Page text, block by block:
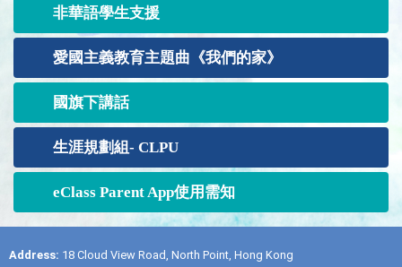
非華語學生支援
愛國主義教育主題曲《我們的家》
國旗下講話
生涯規劃組- CLPU
eClass Parent App使用需知
Address: 18 Cloud View Road, North Point, Hong Kong